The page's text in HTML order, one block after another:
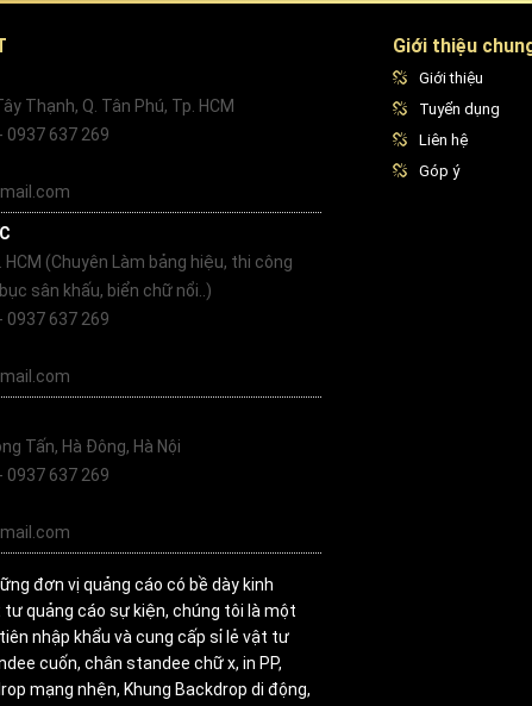
Thạnh, Q. Tân Phú, Tp. HCM
0937 637 269
HCM (Chuyên Làm bảng hiệu, thi công
sân khấu, biển chữ nổi..)
0937 637 269
Tấn, Hà Đông, Hà Nội
0937 637 269
đơn vị quảng cáo có bề dày kinh
quảng cáo sự kiện, chúng tôi là một
nhập khẩu và cung cấp sỉ lẻ vật tư
cuốn, chân standee chữ x, in PP,
mạng nhện, Khung Backdrop di động,
Giới thiệu
Giới thiệu
Tuyển dụng
Liên hệ
Góp ý